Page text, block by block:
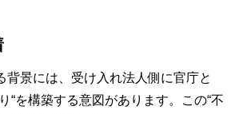
背景には、受け入れ法人側に官庁と
“を構築する意図があります。この“不